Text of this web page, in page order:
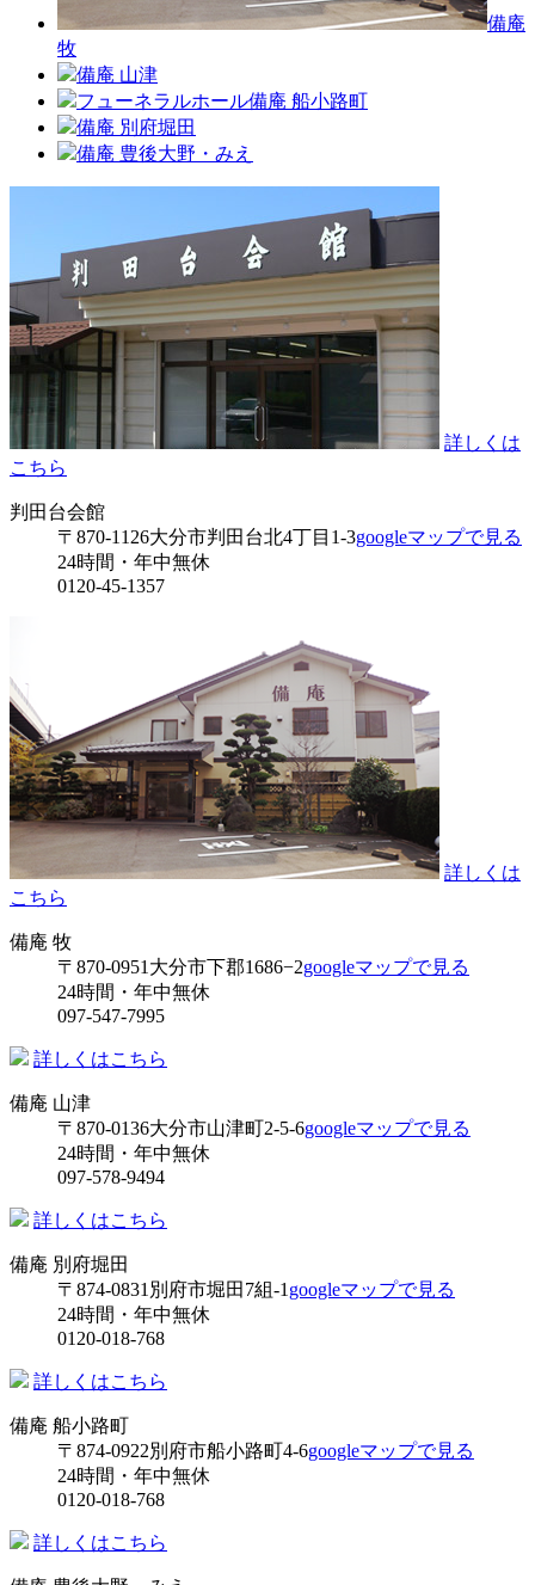
備庵
牧
備庵 山津
フューネラルホール備庵 船小路町
備庵 別府堀田
備庵 豊後大野・みえ
詳しくは
こちら
判田台会館
〒870-1126大分市判田台北4丁目1-3googleマップで見る
24時間・年中無休
0120-45-1357
詳しくは
こちら
備庵 牧
〒870-0951 大分市下郡1686−2googleマップで見る
24時間・年中無休
097-547-7995
詳しくはこちら
備庵 山津
〒870-0136大分市山津町2-5-6googleマップで見る
24時間・年中無休
097-578-9494
詳しくはこちら
備庵 別府堀田
〒874-0831 別府市堀田7組-1 googleマップで見る
24時間・年中無休
0120-018-768
詳しくはこちら
備庵 船小路町
〒874-0922別府市船小路町4-6googleマップで見る
24時間・年中無休
0120-018-768
詳しくはこちら